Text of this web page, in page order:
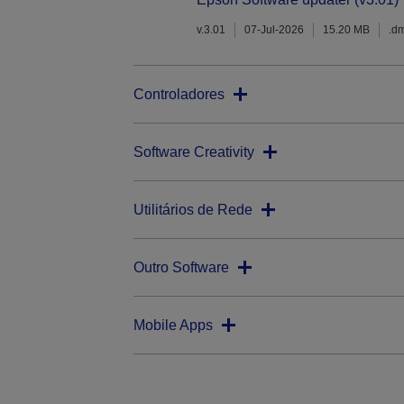
v.3.01 07-Jul-2026 15.20 MB
Controladores
Software Creativity
Utilitários de Rede
Outro Software
Mobile Apps